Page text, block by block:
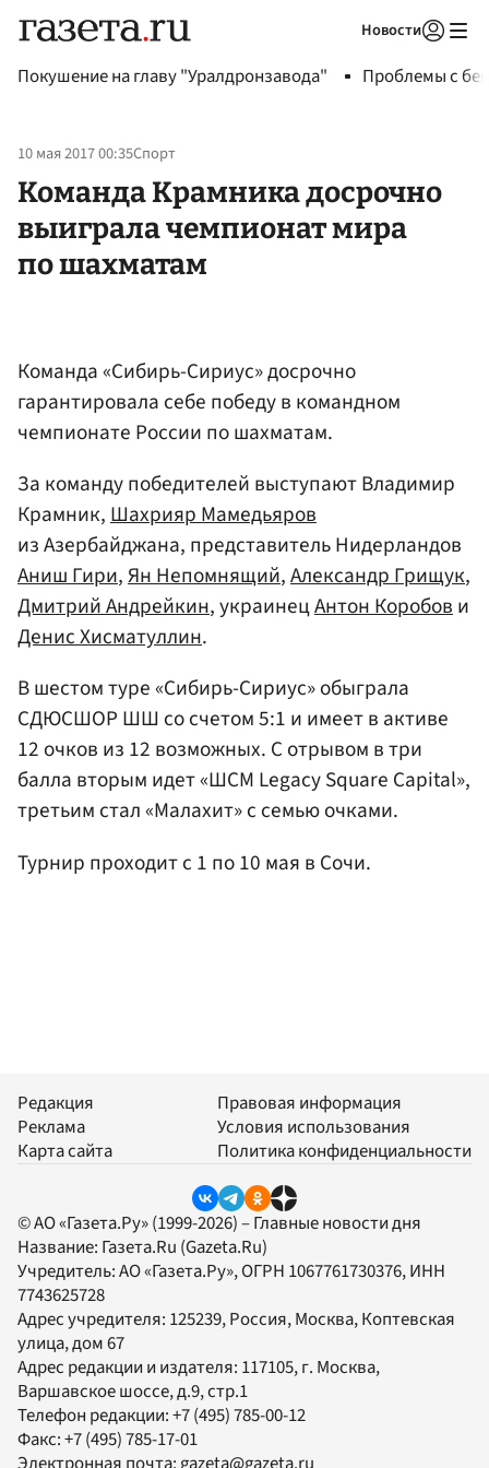
Новости
Покушение на главу "Уралдронзавода" Проблемы с
10 мая 2017 00:35Спорт
Команда Крамника досрочно
выиграла чемпионат мира
по шахматам
Команда «Сибирь-Сириус» досрочно
гарантировала себе победу в командном
чемпионате России по шахматам.
За команду победителей выступают Владимир
Крамник,Шахрияр Мамедьяров
из Азербайджана, представитель Нидерландов
Аниш Гири,Ян Непомнящий,Александр Грищук,
Дмитрий Андрейкин, украинецАнтон Коробови
Денис Хисматуллин.
В шестом туре «Сибирь-Сириус» обыграла
СДЮСШОР ШШ со счетом 5:1 и имеет в активе
12 очков из 12 возможных. С отрывом в три
балла вторым идет «ШСМ Legacy Square Capital»,
третьим стал «Малахит» с семью очками.
Турнир проходит с 1 по 10 мая в Сочи.
Редакция
Реклама
Карта сайта
Правовая информация
Условия использования
Политика конфиденциальности
© АО «Газета.Ру» (1999-2026) – Главные новости дня
Название: Газета.Ru (Gazeta.Ru)
Учредитель:АО «Газета.Ру», ОГРН 1067761730376, ИНН
7743625728
Адрес учредителя: 125239, Россия, Москва, Коптевская
улица, дом 67
Адрес редакции и издателя: 117105, г. Москва,
Варшавское шоссе, д.9, стр.1
Телефон редакции:+7 (495) 785-00-12
Факс:+7 (495) 785-17-01